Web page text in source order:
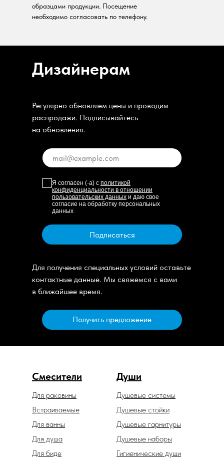
образцами продукции. Посещение
необходимо согласовать по телефону.
Дизайнерам
Регулярно обновляем цены и проводим
распродажи. Подписывайтесь
на обновления.
Я согласен (-а) с политикой
конфиденциальности в отношении
пользовательских данных и даю свое
согласие на обработку персональных
данных
Подписаться
Для получения специальных условий оставьте
контактные данные. Мы свяжемся с вами
в ближайшее время.
Получить предложение
Смесители Души
Душевые гарнитуры
Душевые системы
Гигиенические души
Душевые наборы
Встраиваемые
Для биде
Для ванны
Для душа
Для раковины
Душевые стойки